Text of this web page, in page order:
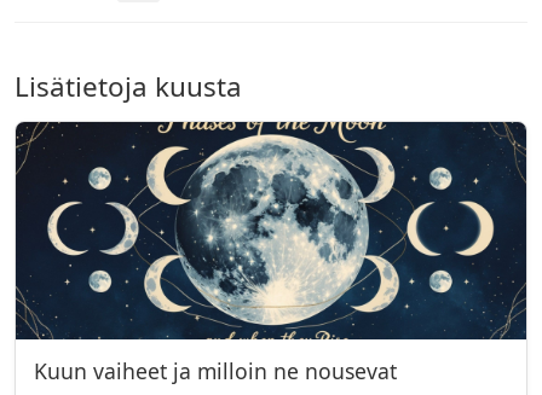
Lisätietoja kuusta
Kuun vaiheet ja milloin ne nousevat